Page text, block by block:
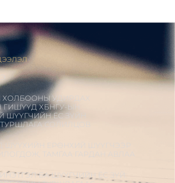
УДИРДАХ
ХБНГУ-ЫН
ШҮҮГЧИЙН ЁС ЗҮЙН
СОЛИЛЦОВ
ШҮҮХИЙН ЕРӨНХИЙ ШҮҮГЧЭЭР
ТАМГАА ГАРДАН АВЛАА
БА ШҮҮГЧИЙН ЁС ЗҮЙ: